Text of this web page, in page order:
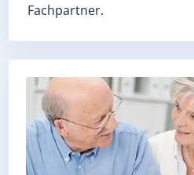
Fachpartner.
Exaktes Aufmaß in